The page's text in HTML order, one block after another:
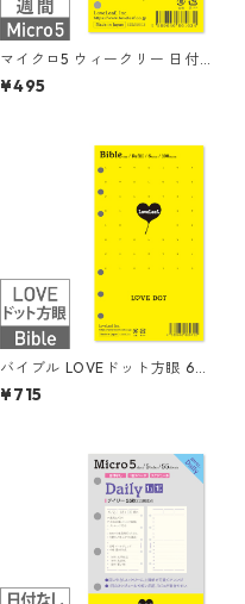
マイクロ5 ウィークリー 日付
なし 見開き4日間 ブロック式
システム手帳リフィル
¥495
バイブル LOVEドット方眼 6丸
穴 100枚 システム手帳リフィ
ル
¥715